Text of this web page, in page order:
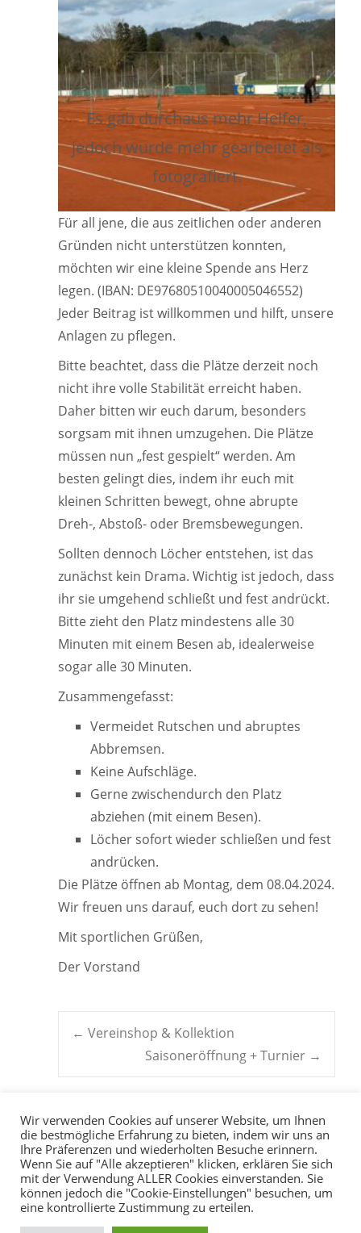
Es gab durchaus mehr Helfer,
jedoch wurde mehr gearbeitet als
fotografiert.
Für all jene, die aus zeitlichen oder anderen
Gründen nicht unterstützen konnten,
möchten wir eine kleine Spende ans Herz
legen. (IBAN: DE97680510040005046552)
Jeder Beitrag ist willkommen und hilft, unsere
Anlagen zu pflegen.
Bitte beachtet, dass die Plätze derzeit noch
nicht ihre volle Stabilität erreicht haben.
Daher bitten wir euch darum, besonders
sorgsam mit ihnen umzugehen. Die Plätze
müssen nun „fest gespielt“ werden. Am
besten gelingt dies, indem ihr euch mit
kleinen Schritten bewegt, ohne abrupte
Dreh-, Abstoß- oder Bremsbewegungen.
Sollten dennoch Löcher entstehen, ist das
zunächst kein Drama. Wichtig ist jedoch, dass
ihr sie umgehend schließt und fest andrückt.
Bitte zieht den Platz mindestens alle 30
Minuten mit einem Besen ab, idealerweise
sogar alle 30 Minuten.
Zusammengefasst:
Vermeidet Rutschen und abruptes
Abbremsen.
Keine Aufschläge.
Gerne zwischendurch den Platz
abziehen (mit einem Besen).
Löcher sofort wieder schließen und fest
andrücken.
Die Plätze öffnen ab Montag, dem 08.04.2024.
Wir freuen uns darauf, euch dort zu sehen!
Mit sportlichen Grüßen,
Der Vorstand
Post
navigation
← Vereinshop & Kollektion
Saisoneröffnung + Turnier →
Copyright © 2026 TC
Wir verwenden Cookies auf unserer Website, um Ihnen
die bestmögliche Erfahrung zu bieten, indem wir uns an
Ihre Präferenzen und wiederholten Besuche erinnern.
Wenn Sie auf "Alle akzeptieren" klicken, erklären Sie sich
mit der Verwendung ALLER Cookies einverstanden. Sie
können jedoch die "Cookie-Einstellungen" besuchen, um
eine kontrollierte Zustimmung zu erteilen.